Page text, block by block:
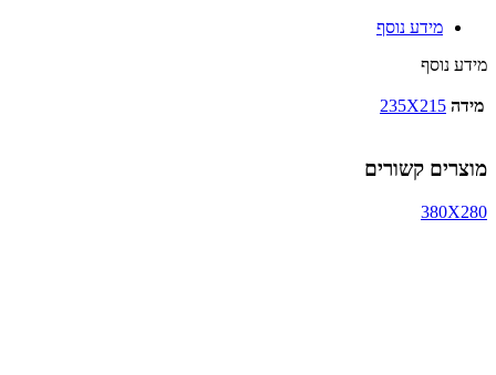
מידע נוסף
מידע נוסף
מידה 235X215
מוצרים קשורים
380X280